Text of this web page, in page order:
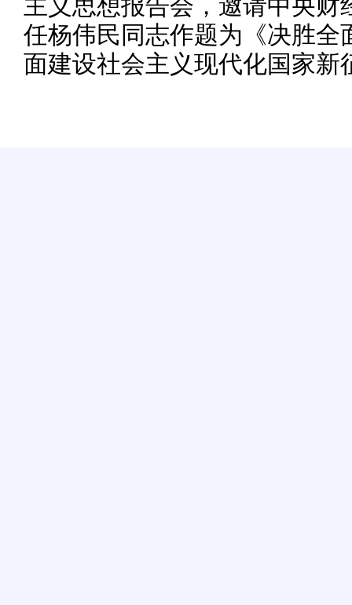
主义思想报告会，邀请中央财
任杨伟民同志作题为《决胜全
面建设社会主义现代化国家新